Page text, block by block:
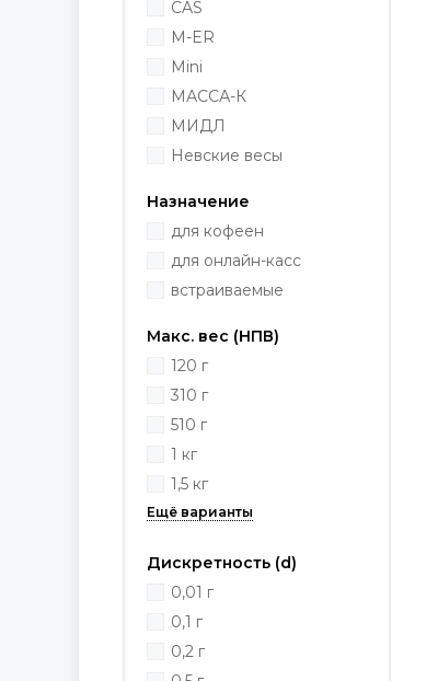
CAS
M-ER
Mini
МАССА-К
МИДЛ
Невские весы
Назначение
для кофеен
для онлайн-касс
встраиваемые
Макс. вес (НПВ)
120 г
310 г
510 г
1 кг
1,5 кг
Дискретность (d)
0,01 г
0,1 г
0,2 г